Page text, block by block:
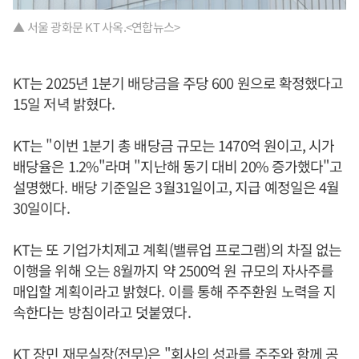
▲ 서울 광화문 KT 사옥.<연합뉴스>
KT는 2025년 1분기 배당금을 주당 600 원으로 확정했다고
15일 저녁 밝혔다.
KT는 "이번 1분기 총 배당금 규모는 1470억 원이고, 시가
배당율은 1.2%"라며 "지난해 동기 대비 20% 증가했다"고
설명했다. 배당 기준일은 3월31일이고, 지급 예정일은 4월
30일이다.
KT는 또 기업가치제고 계획(밸류업 프로그램)의 차질 없는
이행을 위해 오는 8월까지 약 2500억 원 규모의 자사주를
매입할 계획이라고 밝혔다. 이를 통해 주주환원 노력을 지
속한다는 방침이라고 덧붙였다.
KT 장민 재무실장(전무)은 "회사의 성과를 주주와 함께 공